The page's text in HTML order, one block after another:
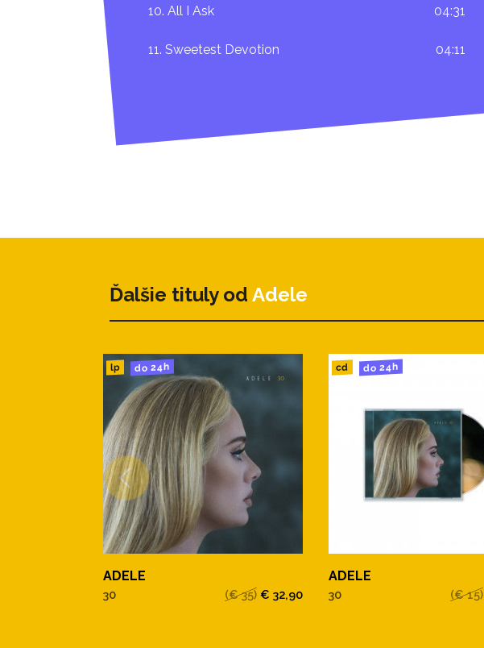
10. All I Ask 04:31
11. Sweetest Devotion 04:11
Ďalšie tituly od Adele
lp do 24h
ADELE
30 (€ 35) € 32,90
cd do 24h
ADELE
30 (€ 15)